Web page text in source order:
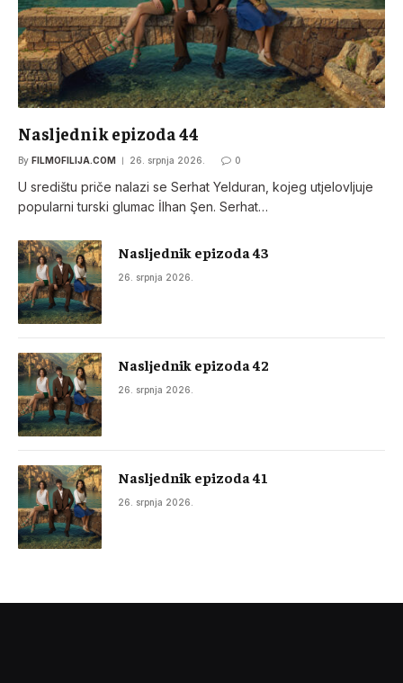
Nasljednik epizoda 44
By FILMOFILIJA.COM 26. srpnja 2026. 0
U središtu priče nalazi se Serhat Yelduran, kojeg utjelovljuje
popularni turski glumac İlhan Şen. Serhat…
Nasljednik epizoda 43
26. srpnja 2026.
Nasljednik epizoda 42
26. srpnja 2026.
Nasljednik epizoda 41
26. srpnja 2026.